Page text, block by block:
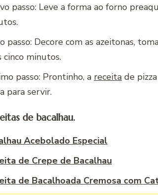
passo: Leve a forma ao forno
passo: Decore com as azeitonas,
cinco minutos.
passo: Prontinho, a receita de
para servir.
de bacalhau.
Acebolado Especial
de Crepe de Bacalhau
de Bacalhoada Cremosa com